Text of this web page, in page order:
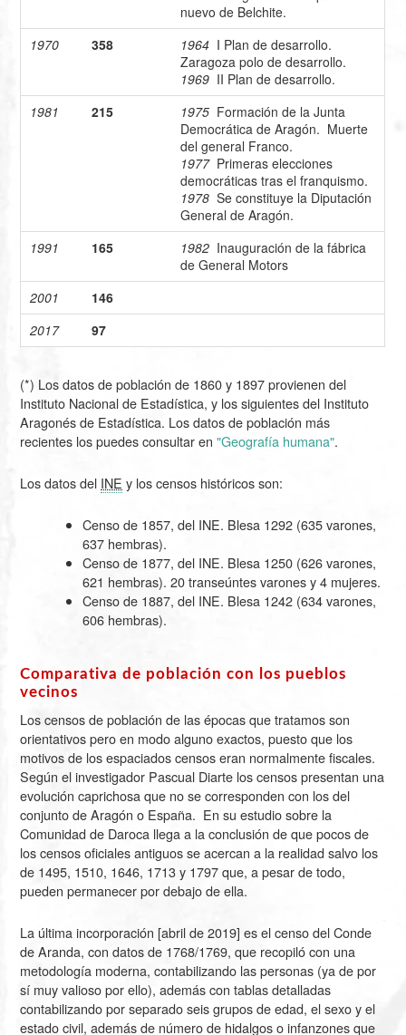
nuevo de Belchite.
1970
358 1964 I Plan de desarrollo.
Zaragoza polo de desarrollo.
1969 II Plan de desarrollo.
1981
215 1975 Formación de la Junta
Democrática de Aragón. Muerte
del general Franco.
1977Primeras elecciones
democráticas tras el franquismo.
1978 Se constituye la Diputación
General de Aragón.
1991
165 1982 Inauguración de la fábrica
de General Motors
2001
146
2017
97
(*) Los datos de población de 1860 y 1897 provienen del
Instituto Nacional de Estadística, y los siguientes del Instituto
Aragonés de Estadística. Los datos de población más
recientes los puedes consultar en"Geografía humana".
Los datos del INE y los censos históricos son:
Censo de 1857, del INE. Blesa 1292 (635 varones,
637 hembras).
Censo de 1877, del INE. Blesa 1250 (626 varones,
621 hembras). 20 transeúntes varones y 4 mujeres.
Censo de 1887, del INE. Blesa 1242 (634 varones,
606 hembras).
Comparativa de población con los pueblos
vecinos
Los censos de población de las épocas que tratamos son
orientativos pero en modo alguno exactos, puesto que los
motivos de los espaciados censos eran normalmente fiscales.
Según el investigador Pascual Diarte los censos presentan una
evolución caprichosa que no se corresponden con los del
conjunto de Aragón o España. En su estudio sobre la
Comunidad de Daroca llega a la conclusión de que pocos de
los censos oficiales antiguos se acercan a la realidad salvo los
de 1495, 1510, 1646, 1713 y 1797 que, a pesar de todo,
pueden permanecer por debajo de ella.
La última incorporación [abril de 2019] es el censo del Conde
de Aranda, con datos de 1768/1769, que recopiló con una
metodología moderna, contabilizando las personas (ya de por
sí muy valioso por ello), además con tablas detalladas
contabilizando por separado seis grupos de edad, el sexo y el
estado civil, además de número de hidalgos o infanzones que